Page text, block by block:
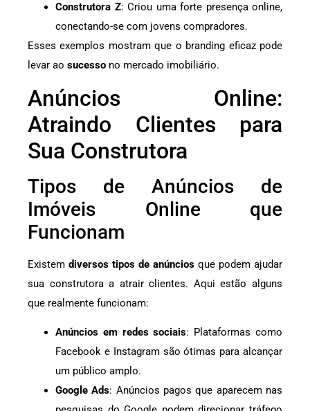
Construtora Z: Criou uma forte presença online,
conectando-se com jovens compradores.
Esses exemplos mostram que o branding eficaz pode
levar ao sucesso no mercado imobiliário.
Anúncios Online:
Atraindo Clientes para
Sua Construtora
Tipos de Anúncios de
Imóveis Online que
Funcionam
Existem diversos tipos de anúncios que podem ajudar
sua construtora a atrair clientes. Aqui estão alguns
que realmente funcionam:
Anúncios em redes sociais: Plataformas como
Facebook e Instagram são ótimas para alcançar
um público amplo.
Google Ads: Anúncios pagos que aparecem nas